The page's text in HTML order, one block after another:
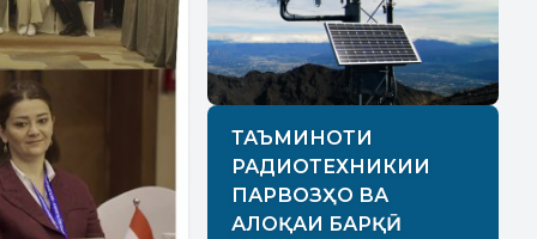
ТАЪМИНОТИ
РАДИОТЕХНИКИИ
ПАРВОЗҲО ВА
АЛОҚАИ БАРҚӢ